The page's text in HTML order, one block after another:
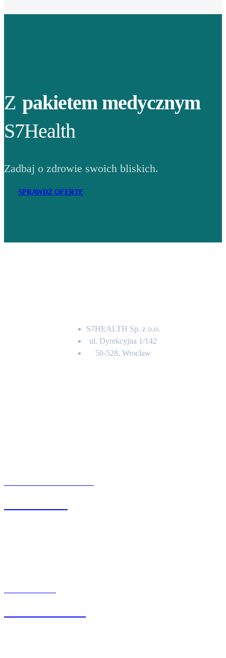
Z pakietem medycznym
S7Health
Zadbaj o zdrowie swoich bliskich.
SPRAWDŹ OFERTĘ
S7HEALTH Sp. z o.o.
ul. Dyrekcyjna 1/142
50-528, Wrocław